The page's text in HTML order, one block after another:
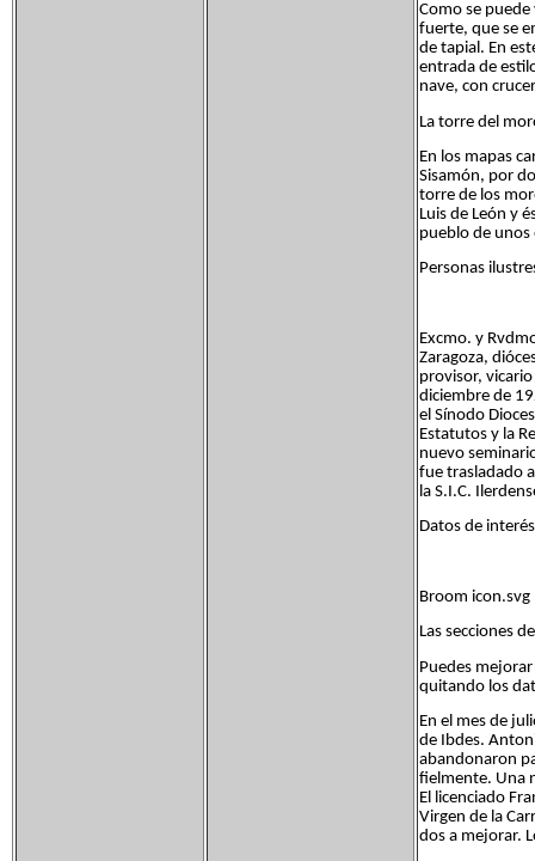
Como se
fuerte, que se
de tapial. En
entrada de
nave, con
La torre del
En los mapas
Sisamón, por
torre de los
Luis de León y
pueblo de
Personas
Excmo. y
Zaragoza,
provisor,
diciembre de
el Sínodo
Estatutos y la
nuevo
fue trasladado
la S.I.C.
Datos de
Broom icon.svg
Las secciones
Puedes
quitando los
En el mes de
de Ibdes.
abandonaron
fielmente. Una
El licenciado
Virgen de la
dos a mejorar.